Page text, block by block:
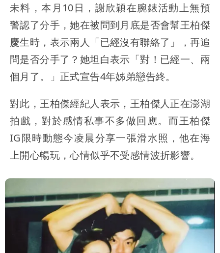
未料，本月10日，謝欣穎在腕錶活動上無預
警認了分手，她在被問到月底是否會幫王柏傑
慶生時，表示兩人「已經沒有聯絡了」，再追
問是否分手了？她坦白表示「對！已經一、兩
個月了。」正式宣告4年姊弟戀告終。
對此，王柏傑經紀人表示，王柏傑人正在澎湖
拍戲，對於感情私事不多做回應。而王柏傑
IG限時動態今凌晨分享一張滑水照，他在海
上開心暢玩，心情似乎不受感情波折影響。